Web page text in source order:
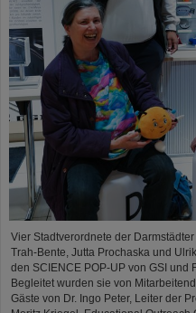
Vier Stadtverordnete der
Trah-Bente, Jutta Prochaska und
den SCIENCE POP-UP von GSI und
Begleitet wurden sie von
Gäste von Dr. Ingo Peter, Leiter der